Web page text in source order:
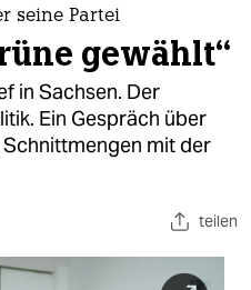
seine Partei
gewählt“
in Sachsen. Der
Ein Gespräch über
mit der
teilen